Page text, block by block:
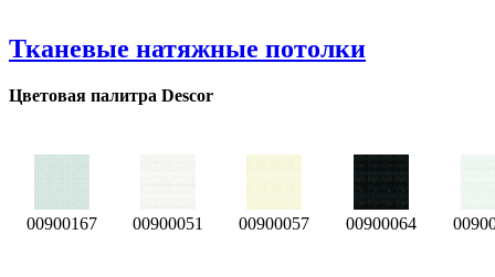
Тканевые натяжные потолки
Цветовая палитра Descor
00900167 00900051 00900057 00900064